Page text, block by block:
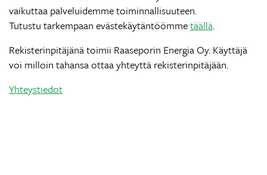
vaikuttaa palveluidemme toiminnallisuuteen.
Tutustu tarkempaan evästekäytäntöömmetäällä.
Rekisterinpitäjänä toimii Raaseporin Energia Oy. Käyttäjä
voi milloin tahansa ottaa yhteyttä rekisterinpitäjään.
Yhteystiedot